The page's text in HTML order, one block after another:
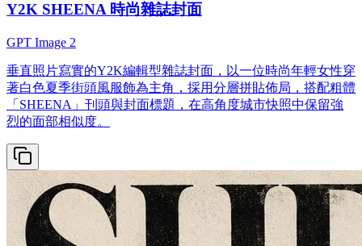
Y2K SHEENA 時尚雜誌封面
GPT Image 2
垂直照片寫實的Y2K編輯型雜誌封面，以一位時尚年輕女性穿
著白色夏季街頭風服飾為主角，採用分層拼貼佈局，搭配粗體
「SHEENA」刊頭與封面標題，在高角度城市快照中保留強
烈的面部相似度。